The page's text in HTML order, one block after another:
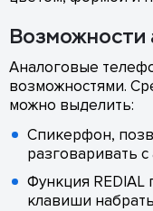
Возможности
Аналоговые
возможностями.
можно выделить:
Спикерфон,
разговаривать
Функция
клавиши